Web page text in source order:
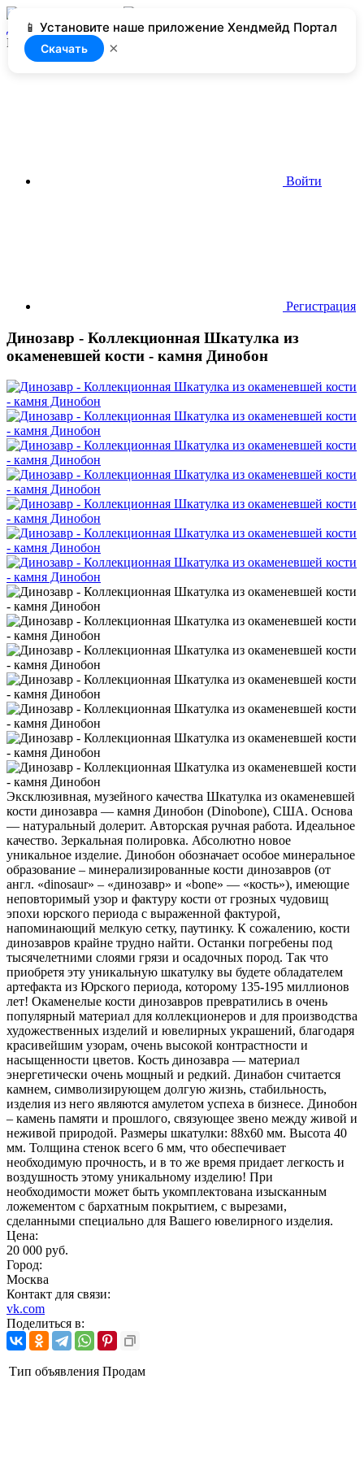
📱 Установите наше приложение Хендмейд Портал
Скачать ×
Добавить
Нет доступа
Войти
Регистрация
Динозавр - Коллекционная Шкатулка из
окаменевшей кости - камня Динобон
Эксклюзивная, музейного качества Шкатулка из окаменевшей
кости динозавра — камня Динобон (Dinobone), США. Основа
— натуральный долерит. Авторская ручная работа. Идеальное
качество. Зеркальная полировка. Абсолютно новое
уникальное изделие. Динобон обозначает особое минеральное
образование – минерализированные кости динозавров (от
англ. «dinosaur» – «динозавр» и «bone» — «кость»), имеющие
неповторимый узор и фактуру кости от грозных чудовищ
эпохи юрского периода с выраженной фактурой,
напоминающий мелкую сетку, паутинку. К сожалению, кости
динозавров крайне трудно найти. Останки погребены под
тысячелетними слоями грязи и осадочных пород. Так что
приобретя эту уникальную шкатулку вы будете обладателем
артефакта из Юрского периода, которому 135-195 миллионов
лет! Окаменелые кости динозавров превратились в очень
популярный материал для коллекционеров и для производства
художественных изделий и ювелирных украшений, благодаря
красивейшим узорам, очень высокой контрастности и
насыщенности цветов. Кость динозавра — материал
энергетически очень мощный и редкий. Динабон считается
камнем, символизирующем долгую жизнь, стабильность,
изделия из него являются амулетом успеха в бизнесе. Динобон
– камень памяти и прошлого, связующее звено между живой и
неживой природой. Размеры шкатулки: 88х60 мм. Высота 40
мм. Толщина стенок всего 6 мм, что обеспечивает
необходимую прочность, и в то же время придает легкость и
воздушность этому уникальному изделию! При
необходимости может быть укомплектована изысканным
ложементом с бархатным покрытием, с вырезами,
сделанными специально для Вашего ювелирного изделия.
Цена:
20 000 руб.
Город:
Москва
Контакт для связи:
vk.com
Поделиться в:
Тип объявления Продам